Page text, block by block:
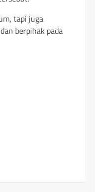
tapi juga
berpihak pada